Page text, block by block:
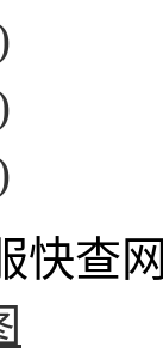
快查